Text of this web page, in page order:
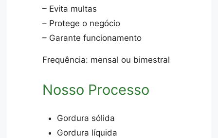
– Evita multas
– Protege o negócio
– Garante funcionamento
Frequência: mensal ou bimestral
Nosso Processo
Gordura sólida
Gordura líquida